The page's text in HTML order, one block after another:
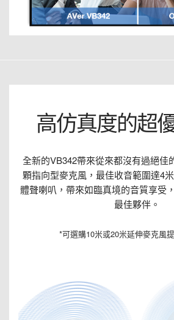
高仿真度的超
全新的VB342帶來從來都沒有過絕佳
顆指向型麥克風，最佳收音範圍達4
體聲喇叭，帶來如臨真境的音質享受
最佳夥伴。
*可選購10米或20米延伸麥克風